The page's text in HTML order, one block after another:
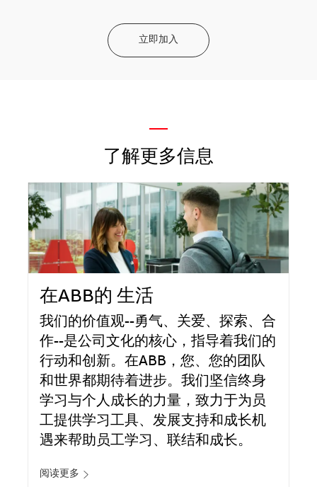
立即加入
—
了解更多信息
在ABB的 生活
我们的价值观--勇气、关爱、探索、合
作--是公司文化的核心，指导着我们的
行动和创新。在ABB，您、您的团队
和世界都期待着进步。我们坚信终身
学习与个人成长的力量，致力于为员
工提供学习工具、发展支持和成长机
遇来帮助员工学习、联结和成长。
阅读更多